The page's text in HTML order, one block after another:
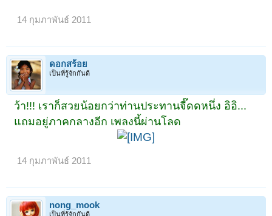
14 กุมภาพันธ์ 2011
ดอกสร้อย
เป็นที่รู้จักกันดี
ว้า!!! เราก็สวยน้อยกว่าท่านประทานจี๊ดดหนึ่ง อิอิ...
แถมอยู่ภาคกลางอีก เพลงนี้ผ่านโลด
14 กุมภาพันธ์ 2011
nong_mook
เป็นที่รู้จักกันดี